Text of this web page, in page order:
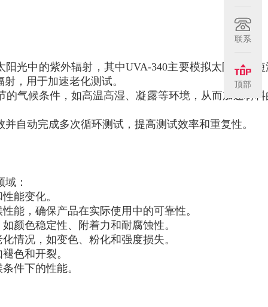
光中的紫外辐射，其中UVA-340主要模拟太阳光的
，用于加速老化测试。
气候条件，如高温高湿、凝露等环境，从而加速材
自动完成多次循环测试，提高测试效率和重复性。
：
能变化。
能，确保产品在实际使用中的可靠性。
颜色稳定性、附着力和耐腐蚀性。
情况，如变色、粉化和强度损失。
色和开裂。
件下的性能。
联系
顶部